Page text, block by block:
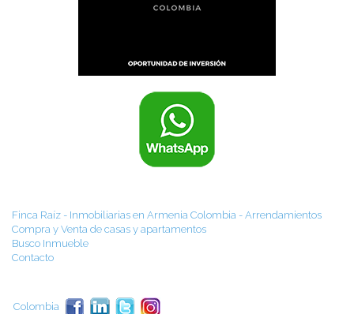
Finca Raíz - Inmobiliarias en Armenia Colombia - Arrendamientos
Compra y Venta de casas y apartamentos
Busco Inmueble
Contacto
Colombia